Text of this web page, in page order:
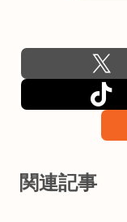
関連記事